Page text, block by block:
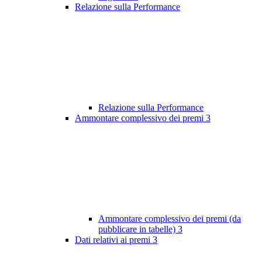
Relazione sulla Performance
Relazione sulla Performance
Ammontare complessivo dei premi 3
Ammontare complessivo dei premi (da
pubblicare in tabelle) 3
Dati relativi ai premi 3